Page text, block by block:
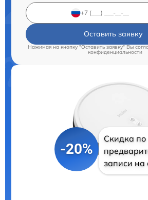
Оставить заявку
Нажимая на кнопку "Оставить заявку" Вы
конфиденциальности
-20%
Скидка по
записи на